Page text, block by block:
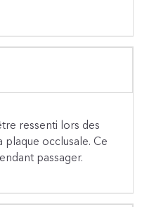
ressenti lors des
occlusale. Ce
passager.